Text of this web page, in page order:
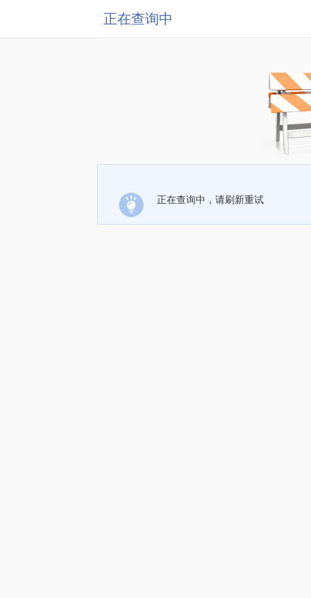
正在查询中
正在查询中，请刷新重试